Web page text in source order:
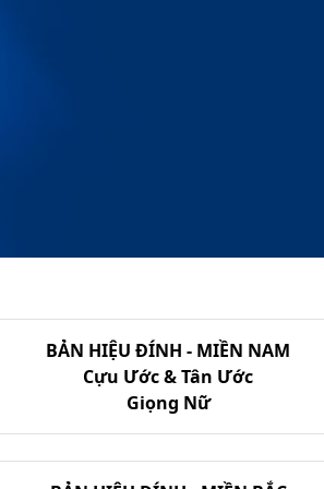
BẢN HIỆU ĐÍNH - MIỀN NAM
Cựu Ước & Tân Ước
Giọng Nữ